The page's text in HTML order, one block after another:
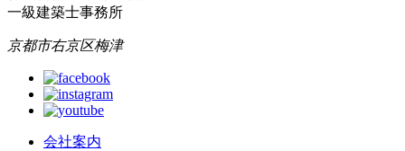
一級建築士事務所
京都市右京区梅津
会社案内